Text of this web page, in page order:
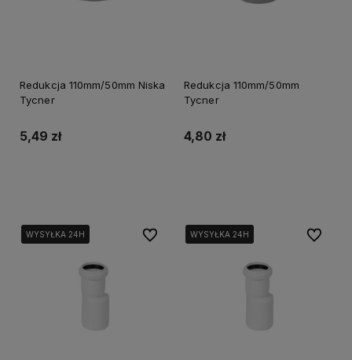
Redukcja 110mm/50mm Niska
Tycner
5,49 zł
Redukcja 110mm/50mm
Tycner
4,80 zł
WYSYŁKA 24H
WYSYŁKA 24H
WYSYŁKA 24H Do ulubionychWYSYŁKA 24H
WYSYŁKA 24H
WYSYŁKA 24H Do